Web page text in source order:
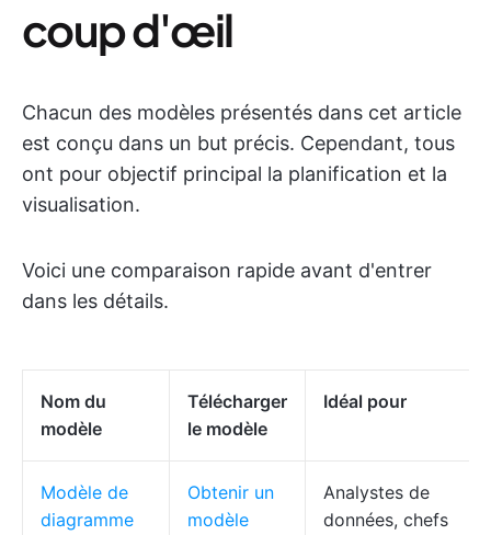
coup d'œil
Chacun des modèles présentés dans cet article
est conçu dans un but précis. Cependant, tous
ont pour objectif principal la planification et la
visualisation.
Voici une comparaison rapide avant d'entrer
dans les détails.
Nom du
modèle
Télécharger
le modèle
Idéal pour
Modèle de
diagramme
Obtenir un
modèle
Analystes de
données, chefs